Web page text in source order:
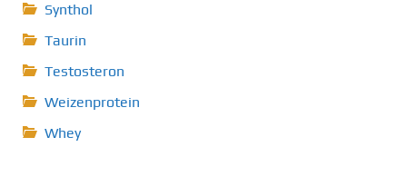
Synthol
Taurin
Testosteron
Weizenprotein
Whey